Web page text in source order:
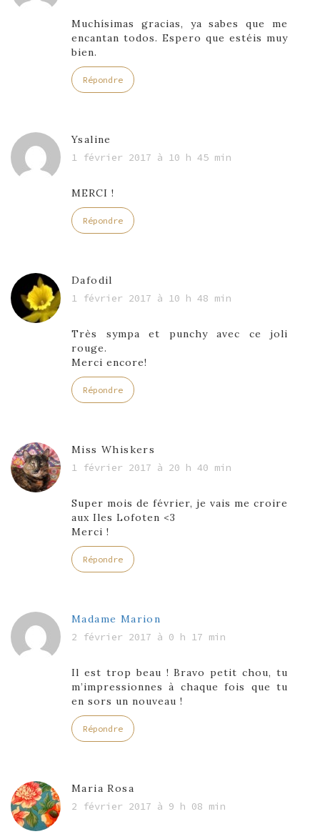
Muchísimas gracias, ya sabes que me
encantan todos. Espero que estéis muy
bien.
Répondre
Ysaline
1 février 2017 à 10 h 45 min
MERCI !
Répondre
Dafodil
1 février 2017 à 10 h 48 min
Très sympa et punchy avec ce joli
rouge.
Merci encore!
Répondre
Miss Whiskers
1 février 2017 à 20 h 40 min
Super mois de février, je vais me croire
aux Iles Lofoten <3
Merci !
Répondre
Madame Marion
2 février 2017 à 0 h 17 min
Il est trop beau ! Bravo petit chou, tu
m’impressionnes à chaque fois que tu
en sors un nouveau !
Répondre
Maria Rosa
2 février 2017 à 9 h 08 min